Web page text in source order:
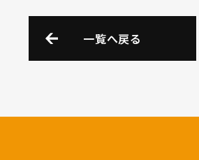
一覧へ戻る